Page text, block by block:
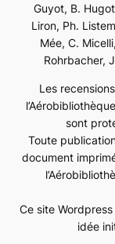
Guyot, B.
Liron, Ph.
Mée, C.
Rohrbacher,
Les
sont
Toute
document
Ce site
idée